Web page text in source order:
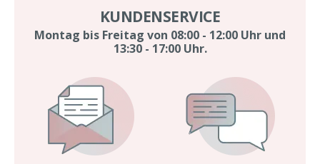
KUNDENSERVICE
Montag bis Freitag von 08:00 - 12:00 Uhr und
13:30 - 17:00 Uhr.